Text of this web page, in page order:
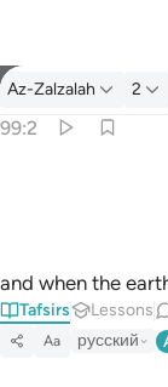
Tafsir: Az-Zalzalah
Az-Zalzalah 2
99:2
and when the
Tafsirs Lessons
Aa русский